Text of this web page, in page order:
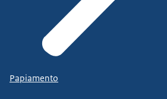
Papiamento